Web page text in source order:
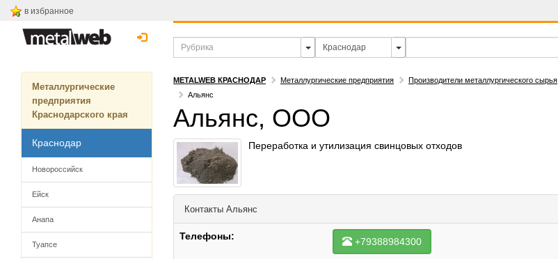
в избранное
Металлургические
предприятия
Краснодарского края
Краснодар
Новороссийск
Ейск
Анапа
Туапсе
METALWEB КРАСНОДАР Металлургические предприятия Производители металлургического сырья
Альянс
Альянс, ООО
Переработка и утилизация свинцовых отходов
Контакты Альянс
Телефоны: +79388984300